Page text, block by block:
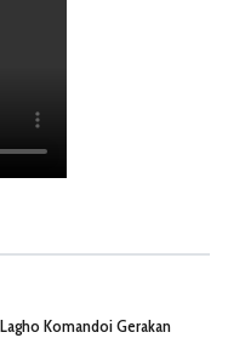
Komandoi Gerakan